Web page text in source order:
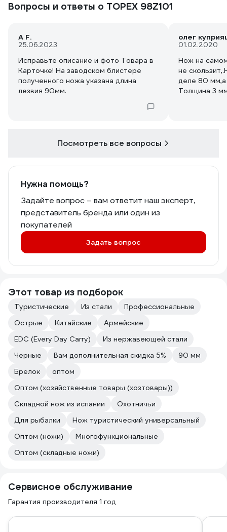
Вопросы и ответы о TOPEX 98Z101
A F.
25.06.2023
Исправьте описание и фото Товара в
Карточке! На заводском блистере
полученного ножа указана длина
лезвия 90мм.
олег
01.02.2020
Нож на
не
деле 80 мм,а
Толщина 3
Посмотреть все вопросы
Нужна помощь?
Задайте вопрос – вам ответит наш эксперт,
представитель бренда или один из
покупателей
Задать вопрос
Этот товар из подборок
Туристические Из стали
Профессиональные
Острые
Китайские
Армейские
EDC (Every Day Carry)
Из нержавеющей стали
Черные
Вам дополнительная скидка 5%
90 мм
Брелок
оптом
Оптом (хозяйственные товары (хозтовары))
Складной нож из испании
Охотничьи
Для рыбалки
Нож туристический универсальный
Оптом (ножи)
Многофункциональные
Оптом (складные ножи)
Сервисное обслуживание
Гарантия производителя 1 год